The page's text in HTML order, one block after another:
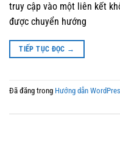
truy cập vào một liên kết
được chuyển hướng
TIẾP TỤC ĐỌC →
Đã đăng trong Hướng dẫn